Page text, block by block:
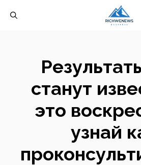
станут
это
узнай